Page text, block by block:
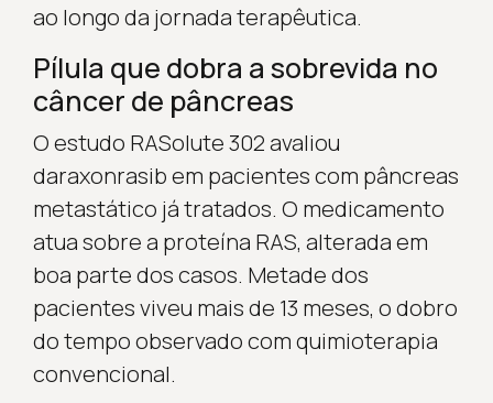
ao longo da jornada terapêutica.
Pílula que dobra a sobrevida no
câncer de pâncreas
O estudo RASolute 302 avaliou
daraxonrasib em pacientes com pâncreas
metastático já tratados. O medicamento
atua sobre a proteína RAS, alterada em
boa parte dos casos. Metade dos
pacientes viveu mais de 13 meses, o dobro
do tempo observado com quimioterapia
convencional.